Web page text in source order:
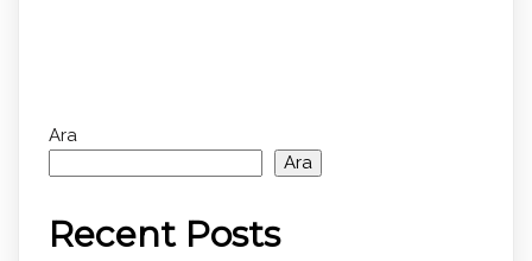
Ara
Ara
Recent Posts